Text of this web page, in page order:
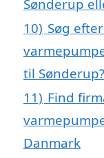
Sønderup
10) Søg
til Sønderup?
11) Find
Danmark